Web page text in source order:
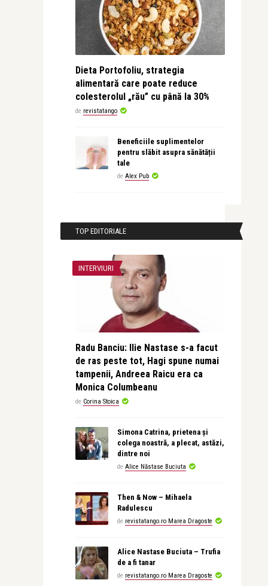
Dieta Portofoliu, strategia
alimentară care poate reduce
colesterolul „rău” cu până la 30%
de revistatango
Beneficiile suplimentelor
pentru slăbit asupra sănătății
tale
de Alex Pub
TOP EDITORIALE
INTERVIURI
Radu Banciu: Ilie Nastase s-a facut
de ras peste tot, Hagi spune numai
tampenii, Andreea Raicu era ca
Monica Columbeanu
de Corina Stoica
Simona Catrina, prietena și
colega noastră, a plecat, astăzi,
dintre noi
de Alice Năstase Buciuta
Then & Now – Mihaela
Radulescu
de revistatango.ro Marea Dragoste
Alice Nastase Buciuta – Trufia
de a fi tanar
de revistatango.ro Marea Dragoste